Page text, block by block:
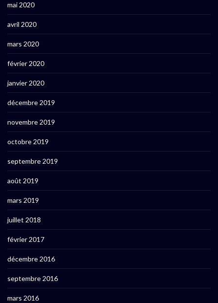
mai 2020
avril 2020
mars 2020
février 2020
janvier 2020
décembre 2019
novembre 2019
octobre 2019
septembre 2019
août 2019
mars 2019
juillet 2018
février 2017
décembre 2016
septembre 2016
mars 2016